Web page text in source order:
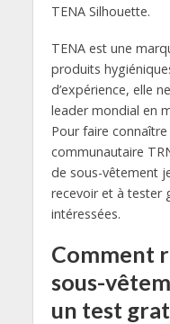
TENA Silhouette.
TENA est une
produits
d’expérience, elle
leader mondial en
Pour faire
communautaire
de sous-vêtement
recevoir et à tester
intéressées.
Comment
sous-
un test